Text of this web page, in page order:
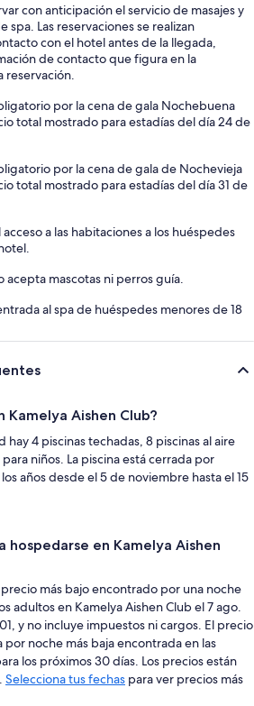
con anticipación el servicio de masajes y
spa. Las reservaciones se realizan
con el hotel antes de la llegada,
de contacto que figura en la
reservación.
por la cena de gala Nochebuena
total mostrado para estadías del día 24 de
por la cena de gala de Nochevieja
total mostrado para estadías del día 31 de
a las habitaciones a los huéspedes
acepta mascotas ni perros guía.
al spa de huéspedes menores de 18
Kamelya Aishen Club?
hay 4 piscinas techadas, 8 piscinas al aire
niños. La piscina está cerrada por
años desde el 5 de noviembre hasta el 15
hospedarse en Kamelya Aishen
más bajo encontrado por una noche
adultos en Kamelya Aishen Club el 7 ago.
y no incluye impuestos ni cargos. El precio
por noche más baja encontrada en las
los próximos 30 días. Los precios están
Selecciona tus fechas para ver precios más